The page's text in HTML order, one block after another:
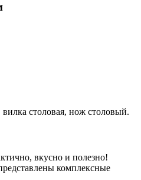
столовая, нож столовый.
вкусно и полезно!
комплексные